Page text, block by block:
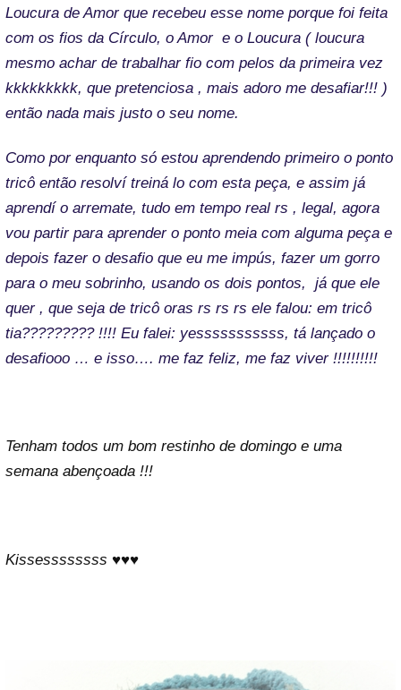
Loucura de Amor que recebeu esse nome porque foi feita
com os fios da Círculo, o Amor e o Loucura ( loucura
mesmo achar de trabalhar fio com pelos da primeira vez
kkkkkkkkk, que pretenciosa , mais adoro me desafiar!!! )
então nada mais justo o seu nome.
Como por enquanto só estou aprendendo primeiro o ponto
tricô então resolví treiná lo com esta peça, e assim já
aprendí o arremate, tudo em tempo real rs , legal, agora
vou partir para aprender o ponto meia com alguma peça e
depois fazer o desafio que eu me impús, fazer um gorro
para o meu sobrinho, usando os dois pontos, já que ele
quer , que seja de tricô oras rs rs rs ele falou: em tricô
tia????????? !!!! Eu falei: yesssssssssss, tá lançado o
desafiooo … e isso…. me faz feliz, me faz viver !!!!!!!!!!
Tenham todos um bom restinho de domingo e uma
semana abençoada !!!
Kissessssssss ♥♥♥